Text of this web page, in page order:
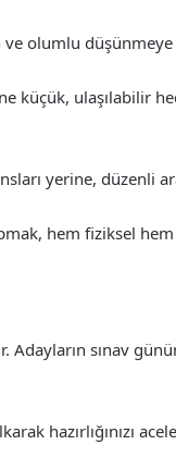
olumlu düşünmeye
küçük, ulaşılabilir
yerine, düzenli
hem fiziksel hem
Adayların sınav
hazırlığınızı